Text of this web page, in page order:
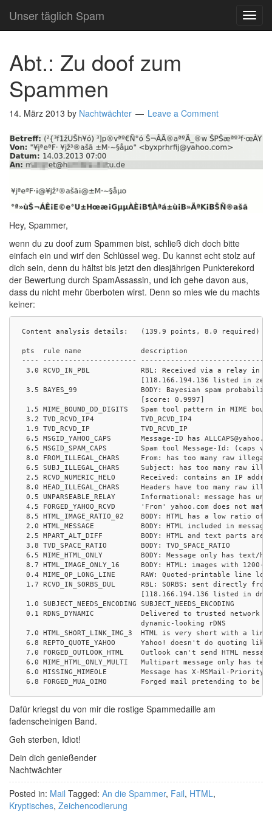
Unser täglich Spam
Abt.: Zu doof zum
Spammen
14. März 2013 by Nachtwächter Leave a Comment
Hey, Spammer,
wenn du zu doof zum Spammen bist, schließ dich doch bitte
einfach ein und wirf den Schlüssel weg. Du kannst echt stolz auf
dich sein, denn du hältst bis jetzt den diesjährigen Punkterekord
der Bewertung durch SpamAssassin, und ich gehe davon aus,
dass du nicht mehr überboten wirst. Denn so mies wie du machts
keiner:
Content analysis details:   (139.9 points, 8.0 required)
pts  rule name              description
---- ----------------------
3.0 RCVD_IN_PBL            RBL: Received via a relay in
[118.166.194.136 listed in
3.5 BAYES_99               BODY: Bayesian spam
                            [score: 0.9997]
1.5 MIME_BOUND_DD_DIGITS   Spam tool pattern in MIME
3.2 TVD_RCVD_IP4           TVD_RCVD_IP4
1.9 TVD_RCVD_IP            TVD_RCVD_IP
6.5 MSGID_YAHOO_CAPS       Message-ID has
6.5 MSGID_SPAM_CAPS        Spam tool Message-Id: (caps
8.0 FROM_ILLEGAL_CHARS     From: has too many raw
6.5 SUBJ_ILLEGAL_CHARS     Subject: has too many raw
2.5 RCVD_NUMERIC_HELO      Received: contains an IP
8.0 HEAD_ILLEGAL_CHARS     Headers have too many raw
0.5 UNPARSEABLE_RELAY      Informational: message has
4.5 FORGED_YAHOO_RCVD      'From' yahoo.com does not
8.5 HTML_IMAGE_RATIO_02    BODY: HTML has a low ratio
2.0 HTML_MESSAGE           BODY: HTML included in message
2.5 MPART_ALT_DIFF         BODY: HTML and text parts
3.8 TVD_SPACE_RATIO        BODY: TVD_SPACE_RATIO
6.5 MIME_HTML_ONLY         BODY: Message only has text/
8.7 HTML_IMAGE_ONLY_16     BODY: HTML: images with
0.4 MIME_QP_LONG_LINE      RAW: Quoted-printable line
1.7 RCVD_IN_SORBS_DUL      RBL: SORBS: sent directly
[118.166.194.136 listed in
1.0 SUBJECT_NEEDS_ENCODING SUBJECT_NEEDS_ENCODING
0.1 RDNS_DYNAMIC           Delivered to trusted network
                            dynamic-looking rDNS
7.0 HTML_SHORT_LINK_IMG_3  HTML is very short with a
6.8 REPTO_QUOTE_YAHOO      Yahoo! doesn't do quoting
7.0 FORGED_OUTLOOK_HTML    Outlook can't send HTML
6.0 MIME_HTML_ONLY_MULTI   Multipart message only has
6.0 MISSING_MIMEOLE        Message has X-MSMail-Priority,
6.8 FORGED_MUA_OIMO        Forged mail pretending to be
Dafür kriegst du von mir die rostige Spammedaille am
fadenscheinigen Band.
Geh sterben, Idiot!
Dein dich genießender
Nachtwächter
Posted in: Mail Tagged: An die Spammer, Fail, HTML,
Kryptisches, Zeichencodierung